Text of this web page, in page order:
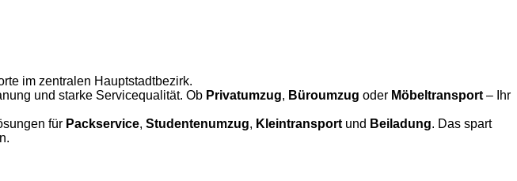
im zentralen Hauptstadtbezirk.
und starke Servicequalität. Ob Privatumzug, Büroumzug oder Möbeltransport – Ihr
für Packservice, Studentenumzug, Kleintransport und Beiladung. Das spart